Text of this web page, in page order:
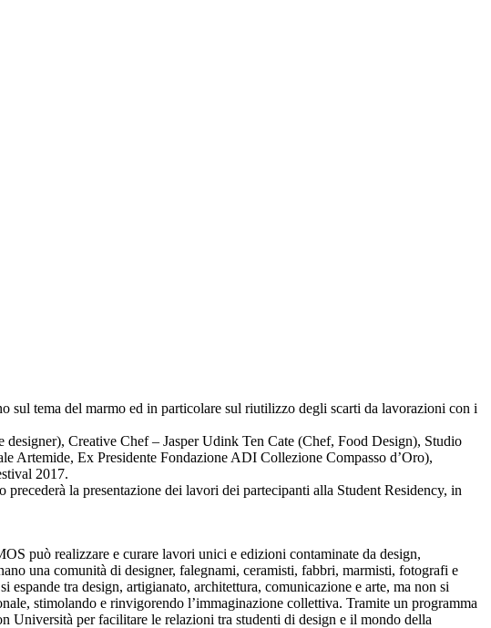
sul tema del marmo ed in particolare sul riutilizzo degli scarti da lavorazioni con i
Creative Chef – Jasper Udink Ten Cate (Chef, Food Design), Studio
Ex Presidente Fondazione ADI Collezione Compasso d’Oro),
2017.
la presentazione dei lavori dei partecipanti alla Student Residency, in
può realizzare e curare lavori unici e edizioni contaminate da design,
una comunità di designer, falegnami, ceramisti, fabbri, marmisti, fotografi e
tra design, artigianato, architettura, comunicazione e arte, ma non si
stimolando e rinvigorendo l’immaginazione collettiva. Tramite un programma
Università per facilitare le relazioni tra studenti di design e il mondo della